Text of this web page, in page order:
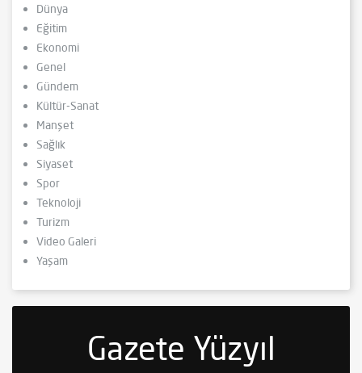
Dünya
Eğitim
Ekonomi
Genel
Gündem
Kültür-Sanat
Manşet
Sağlık
Siyaset
Spor
Teknoloji
Turizm
Video Galeri
Yaşam
Gazete Yüzyıl